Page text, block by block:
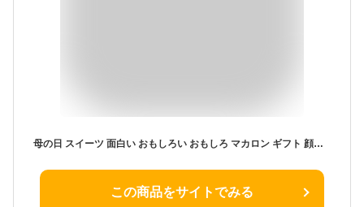
母の日 スイーツ 面白い おもしろい おもしろ マカロン ギフト 顔マカロン 5個入 顔 マカロン お菓子 子供 贈り物 お返し 記念日 誕生日プレゼント プチギフト 詰め合わせ セット お取り寄せ 写真入り オリジナル 美味しい 個包装 有名 焼き菓子
この商品をサイトでみる